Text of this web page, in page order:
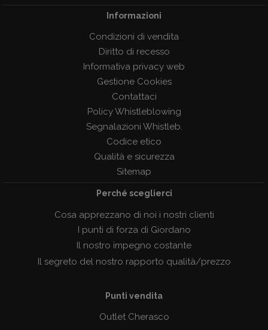
Informazioni
Condizioni di vendita
Diritto di recesso
Informativa privacy web
Gestione Cookies
Contattaci
Policy Whistleblowing
Segnalazioni Whistleb.
Codice etico
Qualità e sicurezza
Sitemap
Perché sceglierci
Cosa apprezzano di noi i nostri clienti
I punti di forza di Giordano
Il nostro impegno costante
Il segreto del nostro rapporto qualità/prezzo
Punti vendita
Outlet Cherasco